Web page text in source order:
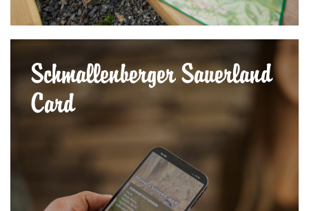
Schmallenberger Sauerland
Card